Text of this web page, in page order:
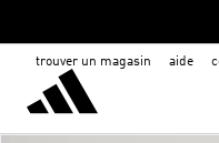
trouver un magasin aide